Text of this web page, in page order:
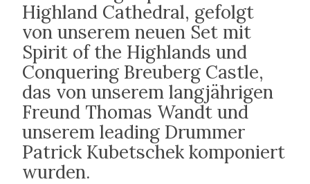
Highland Cathedral, gefolgt
von unserem neuen Set mit
Spirit of the Highlands und
Conquering Breuberg Castle,
das von unserem langjährigen
Freund Thomas Wandt und
unserem leading Drummer
Patrick Kubetschek komponiert
wurden.